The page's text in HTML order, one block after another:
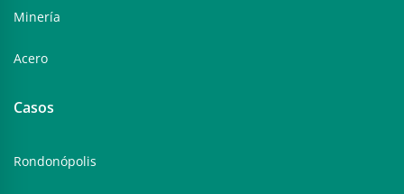
Minería
Acero
Casos
Rondonópolis